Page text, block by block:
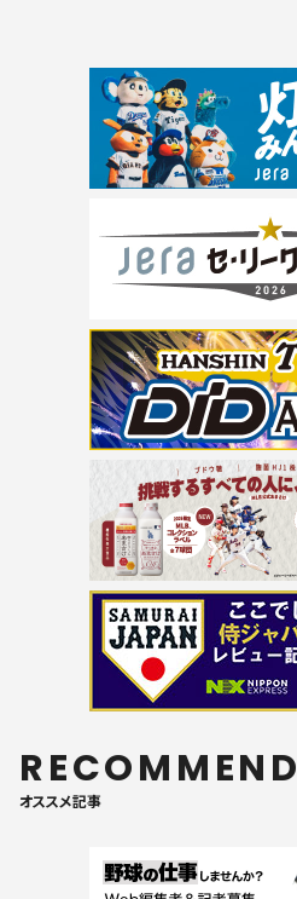
RECOMMEND
オススメ記事